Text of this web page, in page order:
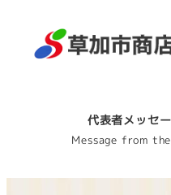
代表者メッセ
Message from